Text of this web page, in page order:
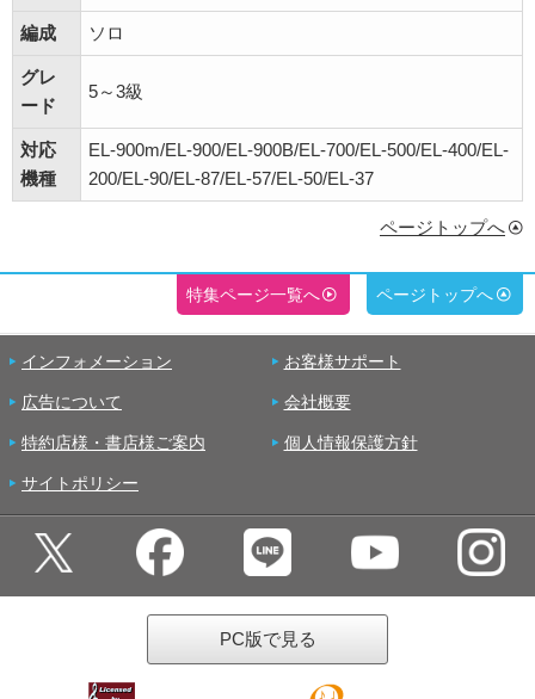
編成 ソロ
グレ
ード
5～3級
対応
機種
EL-900m/EL-900/EL-900B/EL-700/EL-500/EL-400/EL-
200/EL-90/EL-87/EL-57/EL-50/EL-37
ページトップへ
特集ページ一覧へ ページトップへ
インフォメーション お客様サポート
広告について 会社概要
特約店様・書店様ご案内 個人情報保護方針
サイトポリシー
PC版で見る